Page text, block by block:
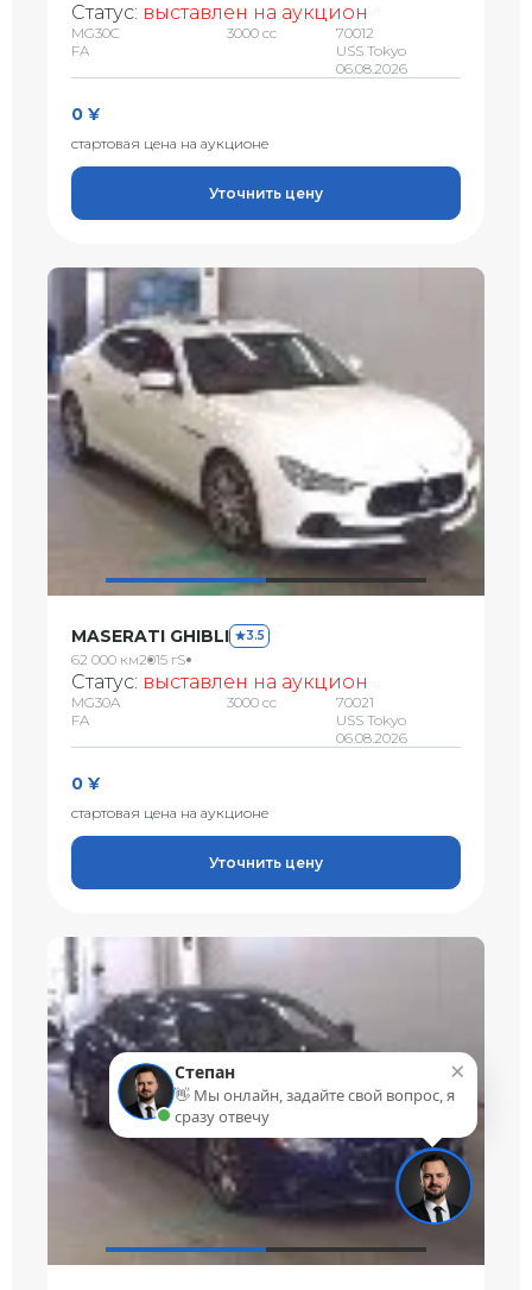
Статус: выставлен на аукцион
MG30C
FA
3000 сс
70012
USS Tokyo
06.08.2026
0 ¥
стартовая цена на аукционе
Уточнить цену
MASERATI GHIBLI 3.5
62 000 км2015 гS
Статус: выставлен на аукцион
MG30A
FA
3000 сс
70021
USS Tokyo
06.08.2026
0 ¥
стартовая цена на аукционе
Уточнить цену
×
Степан
👋 Мы онлайн, задайте свой вопрос, я
сразу отвечу